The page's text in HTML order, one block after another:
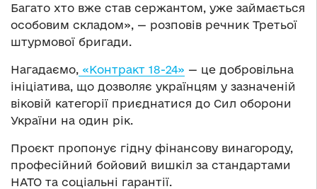
Багато хто вже став сержантом, уже займається
особовим складом», — розповів речник Третьої
штурмової бригади.
Нагадаємо, «Контракт 18-24» — це добровільна
ініціатива, що дозволяє українцям у зазначеній
віковій категорії приєднатися до Сил оборони
України на один рік.
Проєкт пропонує гідну фінансову винагороду,
професійний бойовий вишкіл за стандартами
НАТО та соціальні гарантії.